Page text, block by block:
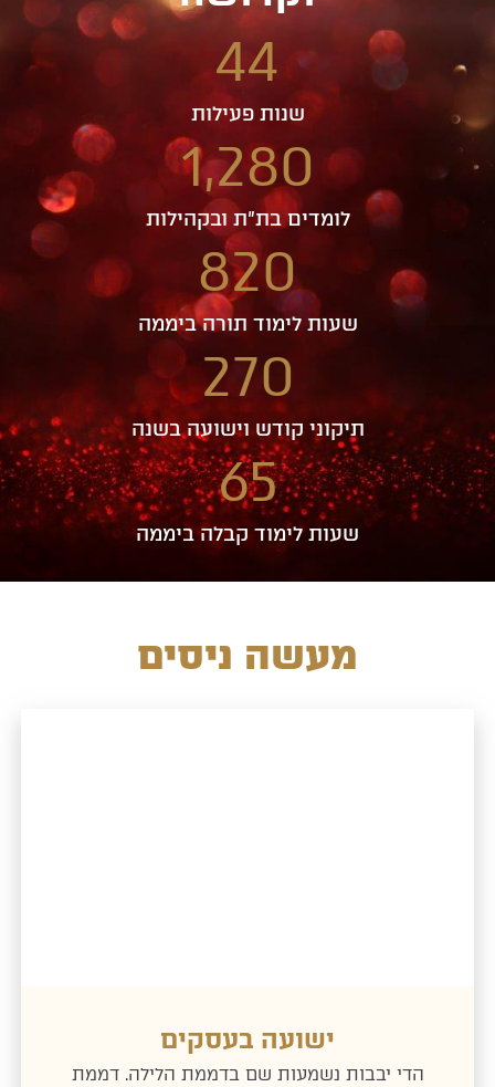
שנות פעילות
44
לומדים בת"ת ובקהילות
1,280
שעות לימוד תורה ביממה
820
תיקוני קודש וישועה בשנה
270
שעות לימוד קבלה ביממה
65
מעשה ניסים
ישועה בעסקים
הדי יבבות נשמעות שם בדממת הלילה. דממת